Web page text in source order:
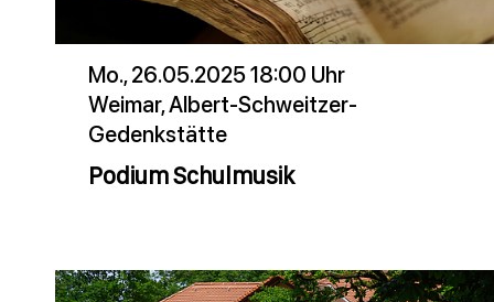
Mo., 26.05.2025 18:00 Uhr
Weimar, Albert-Schweitzer-
Gedenkstätte
Podium Schulmusik